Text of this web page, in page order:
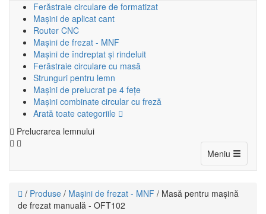
Ferăstraie circulare de formatizat
Mașini de aplicat cant
Router CNC
Mașini de frezat - MNF
Mașini de îndreptat și rindeluit
Ferăstraie circulare cu masă
Strunguri pentru lemn
Mașini de prelucrat pe 4 fețe
Mașini combinate circular cu freză
Arată toate categoriile
Prelucrarea lemnului
Meniu Toggle
/ Produse / Mașini de frezat - MNF / Masă pentru mașină
de frezat manuală - OFT102